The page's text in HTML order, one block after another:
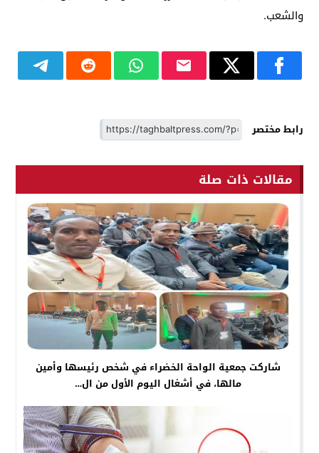
والشعب.
رابط مختصر
مقالات ذات صلة
شاركت جمعية الواحة الخضراء في شخص رئيسها وأمين
مالها، في أشغال اليوم الأول من ال…